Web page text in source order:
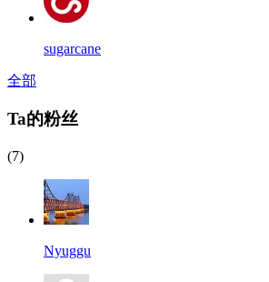
sugarcane
全部
Ta的粉丝
(7)
Nyuggu